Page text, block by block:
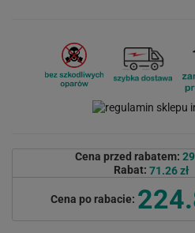
Cena przed rabatem:
Rabat: 71.26 zł
Cena po rabacie: